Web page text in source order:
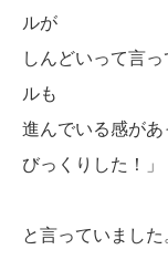
ルが
しんどいって言
ルも
進んでいる感が
びっくりした！」
と言っていました